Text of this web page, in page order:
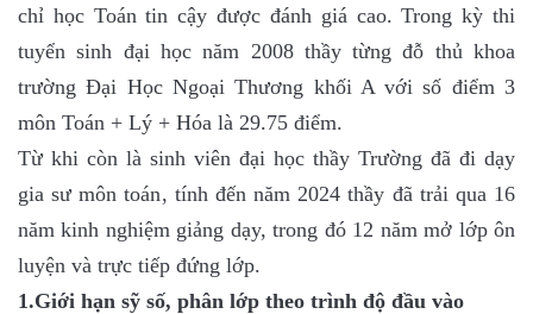
chỉ học Toán tin cậy được đánh giá cao. Trong kỳ thi
tuyển sinh đại học năm 2008 thầy từng đỗ thủ khoa
trường Đại Học Ngoại Thương khối A với số điểm 3
môn Toán + Lý + Hóa là 29.75 điểm.
Từ khi còn là sinh viên đại học thầy Trường đã đi dạy
gia sư môn toán, tính đến năm 2024 thầy đã trải qua 16
năm kinh nghiệm giảng dạy, trong đó 12 năm mở lớp ôn
luyện và trực tiếp đứng lớp.
1.Giới hạn sỹ số, phân lớp theo trình độ đầu vào